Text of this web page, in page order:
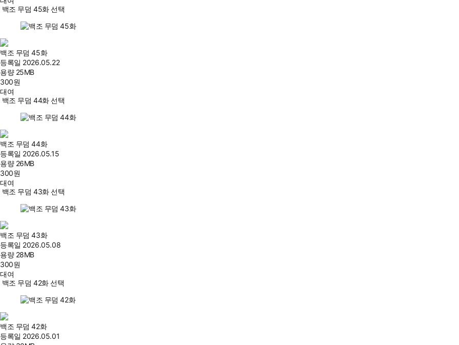
백조 무덤 45화 선택
백조 무덤 45화
등록일 2026.05.22
용량 25MB
300원
대여
백조 무덤 44화 선택
백조 무덤 44화
등록일 2026.05.15
용량 26MB
300원
대여
백조 무덤 43화 선택
백조 무덤 43화
등록일 2026.05.08
용량 28MB
300원
대여
백조 무덤 42화 선택
백조 무덤 42화
등록일 2026.05.01